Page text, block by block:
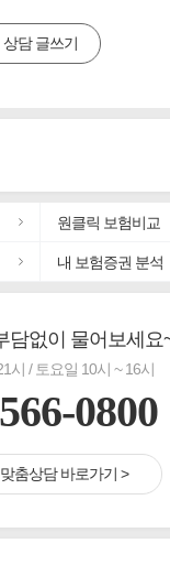
상담 글쓰기
원클릭 보험비교
내 보험증권 분석
담없이 물어보세요
시 / 토요일 10시 ~ 16시
0800
춤상담 바로가기 >